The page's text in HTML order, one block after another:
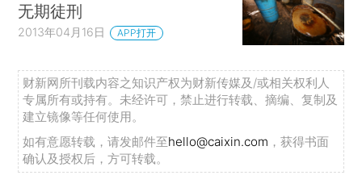
无期徒刑
2013年04月16日 APP打开
财新网所刊载内容之知识产权为财新传媒及/或相关权利人
专属所有或持有。未经许可，禁止进行转载、摘编、复制及
建立镜像等任何使用。
如有意愿转载，请发邮件至hello@caixin.com ，获得书面
确认及授权后，方可转载。